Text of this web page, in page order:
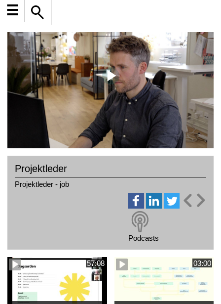
☰
Projektleder
Projektleder - job
Podcasts
57:08 03:00